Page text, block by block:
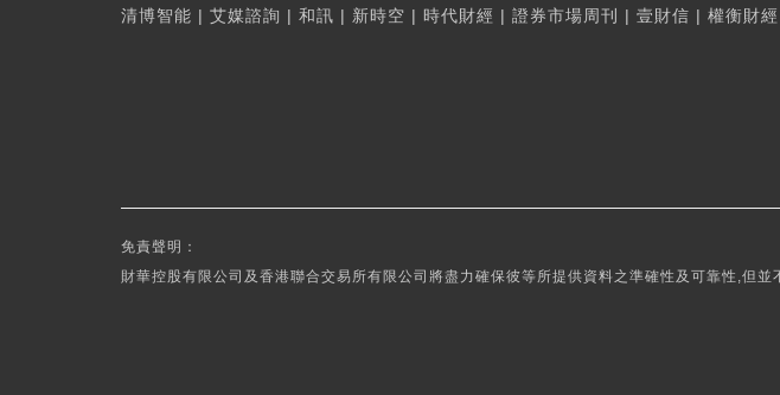
清博智能 | 艾媒諮詢 | 和訊 | 新時空 | 時代財經 | 證券市場周刊 | 壹財信 | 權衡財經
免責聲明：
財華控股有限公司及香港聯合交易所有限公司將盡力確保彼等所提供資料之準確性及可靠性,但